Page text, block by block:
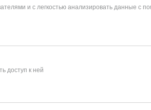
и с легкостью анализировать данные с
доступ к ней